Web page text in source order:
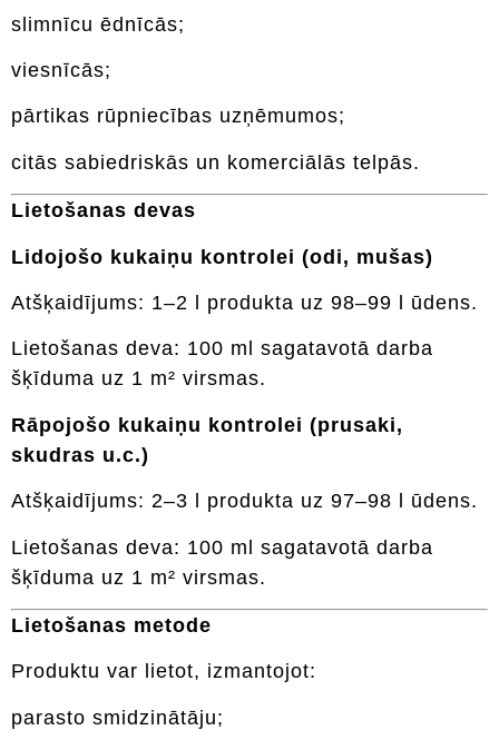
slimnīcu ēdnīcās;
viesnīcās;
pārtikas rūpniecības uzņēmumos;
citās sabiedriskās un komerciālās telpās.
Lietošanas devas
Lidojošo kukaiņu kontrolei (odi, mušas)
Atšķaidījums: 1–2 l produkta uz 98–99 l ūdens.
Lietošanas deva: 100 ml sagatavotā darba
šķīduma uz 1 m² virsmas.
Rāpojošo kukaiņu kontrolei (prusaki,
skudras u.c.)
Atšķaidījums: 2–3 l produkta uz 97–98 l ūdens.
Lietošanas deva: 100 ml sagatavotā darba
šķīduma uz 1 m² virsmas.
Lietošanas metode
Produktu var lietot, izmantojot:
parasto smidzinātāju;